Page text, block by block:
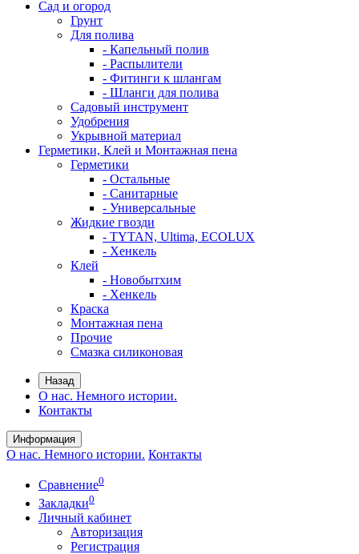
Сад и огород
Грунт
Для полива
- Капельный полив
- Распылители
- Фитинги к шлангам
- Шланги для полива
Садовый инструмент
Удобрения
Укрывной материал
Герметики, Клей и Монтажная пена
Герметики
- Остальные
- Санитарные
- Универсальные
Жидкие гвозди
- TYTAN, Ultima, ECOLUX
- Хенкель
Клей
- Новобытхим
- Хенкель
Краска
Монтажная пена
Прочие
Смазка силиконовая
Назад
О нас. Немного истории.
Контакты
Информация
О нас. Немного истории. Контакты
Сравнение0
Закладки0
Личный кабинет
Авторизация
Регистрация